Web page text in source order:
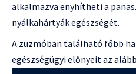
alkalmazva enyhítheti a
nyálkahártyák egészségét.
A zuzmóban található főbb
egészségügyi előnyeit az